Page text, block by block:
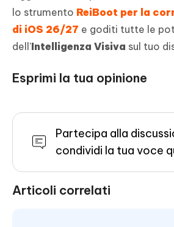
lo strumento ReiBoot per la
di iOS 26/27 e goditi tutte le
dell'Intelligenza Visiva sul tuo
Esprimi la tua opinione
Partecipa alla
condividi la tua voce
Articoli correlati